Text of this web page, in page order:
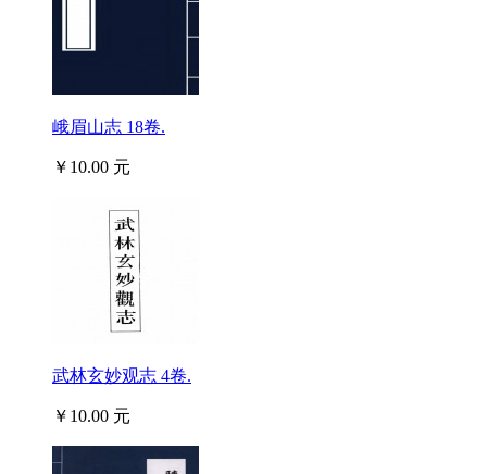
峨眉山志 18卷.
￥10.00 元
武林玄妙观志 4卷.
￥10.00 元